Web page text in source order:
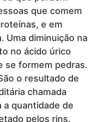
que comem
e em
Uma diminuição na
no ácido úrico
se formem pedras.
o resultado de
chamada
a quantidade de
pelos rins.